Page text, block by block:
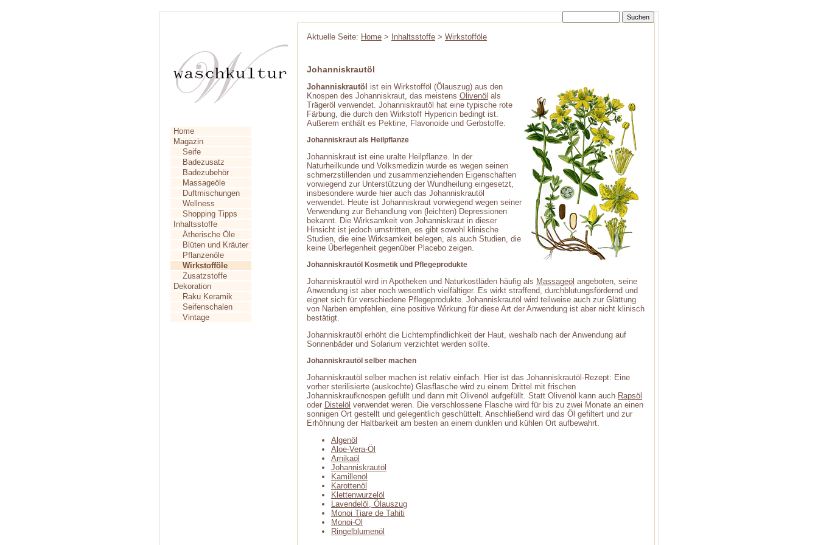
Home
Magazin
Seife
Badezusatz
Badezubehör
Massageöle
Duftmischungen
Wellness
Shopping Tipps
Inhaltsstoffe
Ätherische Öle
Blüten und Kräuter
Pflanzenöle
Wirkstofföle
Zusatzstoffe
Dekoration
Raku Keramik
Seifenschalen
Vintage
Aktuelle Seite: Home > Inhaltsstoffe > Wirkstofföle
Johanniskrautöl
Johanniskrautöl ist ein Wirkstofföl (Ölauszug) aus den
Knospen des Johanniskraut, das meistens Olivenöl als
Trägeröl verwendet. Johanniskrautöl hat eine typische rote
Färbung, die durch den Wirkstoff Hypericin bedingt ist.
Außerem enthält es Pektine, Flavonoide und Gerbstoffe.
Johanniskraut als Heilpflanze
Johanniskraut ist eine uralte Heilpflanze. In der
Naturheilkunde und Volksmedizin wurde es wegen seinen
schmerzstillenden und zusammenziehenden Eigenschaften
vorwiegend zur Unterstützung der Wundheilung eingesetzt,
insbesondere wurde hier auch das Johanniskrautöl
verwendet. Heute ist Johanniskraut vorwiegend wegen seiner
Verwendung zur Behandlung von (leichten) Depressionen
bekannt. Die Wirksamkeit von Johanniskraut in dieser
Hinsicht ist jedoch umstritten, es gibt sowohl klinische
Studien, die eine Wirksamkeit belegen, als auch Studien, die
keine Überlegenheit gegenüber Placebo zeigen.
Johanniskrautöl Kosmetik und Pflegeprodukte
Johanniskrautöl wird in Apotheken und Naturkostläden häufig als Massageöl angeboten, seine
Anwendung ist aber noch wesentlich vielfältiger. Es wirkt straffend, durchblutungsfördernd und
eignet sich für verschiedene Pflegeprodukte. Johanniskrautöl wird teilweise auch zur Glättung
von Narben empfehlen, eine positive Wirkung für diese Art der Anwendung ist aber nicht klinisch
bestätigt.
Johanniskrautöl erhöht die Lichtempfindlichkeit der Haut, weshalb nach der Anwendung auf
Sonnenbäder und Solarium verzichtet werden sollte.
Johanniskrautöl selber machen
Johanniskrautöl selber machen ist relativ einfach. Hier ist das Johanniskrautöl-Rezept: Eine
vorher sterilisierte (auskochte) Glasflasche wird zu einem Drittel mit frischen
Johanniskraufknospen gefüllt und dann mit Olivenöl aufgefüllt. Statt Olivenöl kann auch Rapsöl
oder Distelöl verwendet weren. Die verschlossene Flasche wird für bis zu zwei Monate an einen
sonnigen Ort gestellt und gelegentlich geschüttelt. Anschließend wird das Öl gefiltert und zur
Erhöhnung der Haltbarkeit am besten an einem dunklen und kühlen Ort aufbewahrt.
Algenöl
Aloe-Vera-Öl
Arnikaöl
Johanniskrautöl
Kamillenöl
Karottenöl
Klettenwurzelöl
Lavendelöl, Ölauszug
Monoi Tiare de Tahiti
Monoi-Öl
Ringelblumenöl